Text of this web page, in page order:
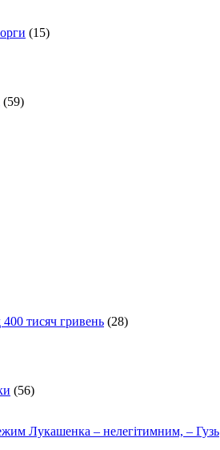
(15)
(59)
тисяч гривень (28)
(56)
Лукашенка – нелегітимним, – Гузь